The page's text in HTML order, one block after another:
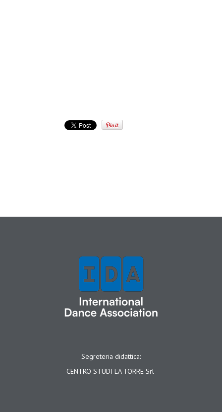
Segreteria didattica:
CENTRO STUDI LA TORRE Srl